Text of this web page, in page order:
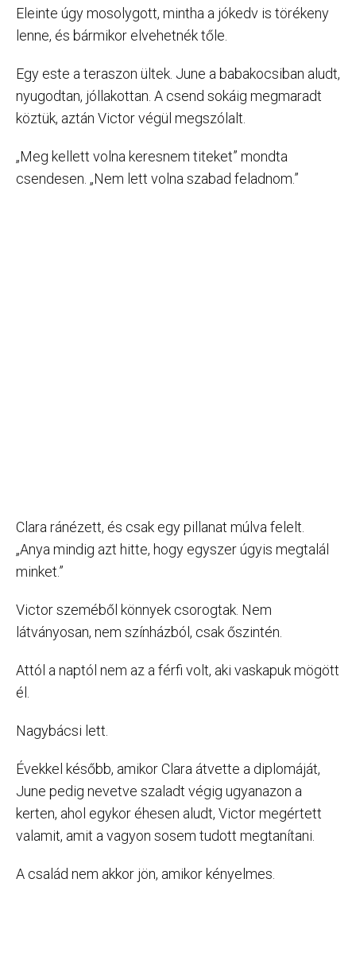
Eleinte úgy mosolygott, mintha a jókedv is törékeny
lenne, és bármikor elvehetnék tőle.
Egy este a teraszon ültek. June a babakocsiban aludt,
nyugodtan, jóllakottan. A csend sokáig megmaradt
köztük, aztán Victor végül megszólalt.
„Meg kellett volna keresnem titeket” mondta
csendesen. „Nem lett volna szabad feladnom.”
Clara ránézett, és csak egy pillanat múlva felelt.
„Anya mindig azt hitte, hogy egyszer úgyis megtalál
minket.”
Victor szeméből könnyek csorogtak. Nem
látványosan, nem színházból, csak őszintén.
Attól a naptól nem az a férfi volt, aki vaskapuk mögött
él.
Nagybácsi lett.
Évekkel később, amikor Clara átvette a diplomáját,
June pedig nevetve szaladt végig ugyanazon a
kerten, ahol egykor éhesen aludt, Victor megértett
valamit, amit a vagyon sosem tudott megtanítani.
A család nem akkor jön, amikor kényelmes.